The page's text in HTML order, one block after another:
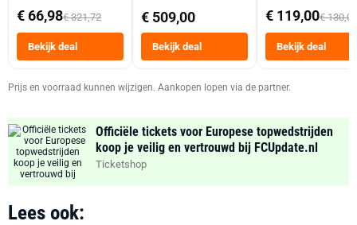
abonnement
€ 66,98€ 321,72
Bekijk deal
€ 509,00
Bekijk deal
Dubbele Mand 9
Tot 6 Personen
Heteluchtfriteuse
Zwart
€ 119,00€ 130,00
Bekijk deal
Prijs en voorraad kunnen wijzigen. Aankopen lopen via de partner.
Officiële tickets voor Europese topwedstrijden
koop je veilig en vertrouwd bij FCUpdate.nl
Ticketshop
Lees ook: